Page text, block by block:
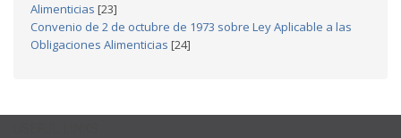
Alimenticias [23]
Convenio de 2 de octubre de 1973 sobre Ley Aplicable a las
Obligaciones Alimenticias [24]